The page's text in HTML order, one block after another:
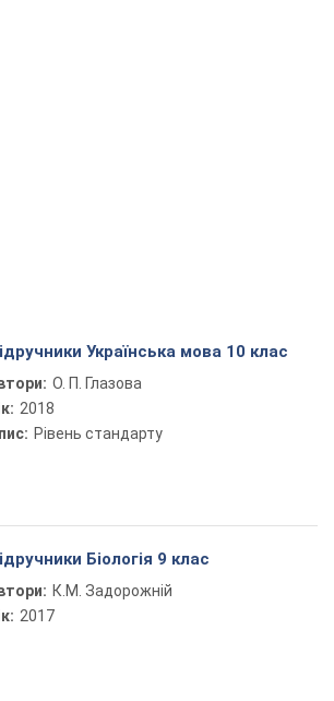
Українська мова 10 клас
О. П. Глазова
2018
Рівень стандарту
Біологія 9 клас
К.М. Задорожній
2017